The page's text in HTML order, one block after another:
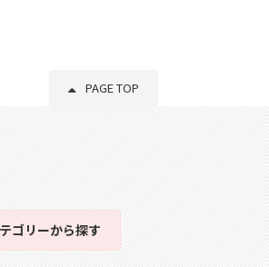
PAGE TOP
ゴリーから探す